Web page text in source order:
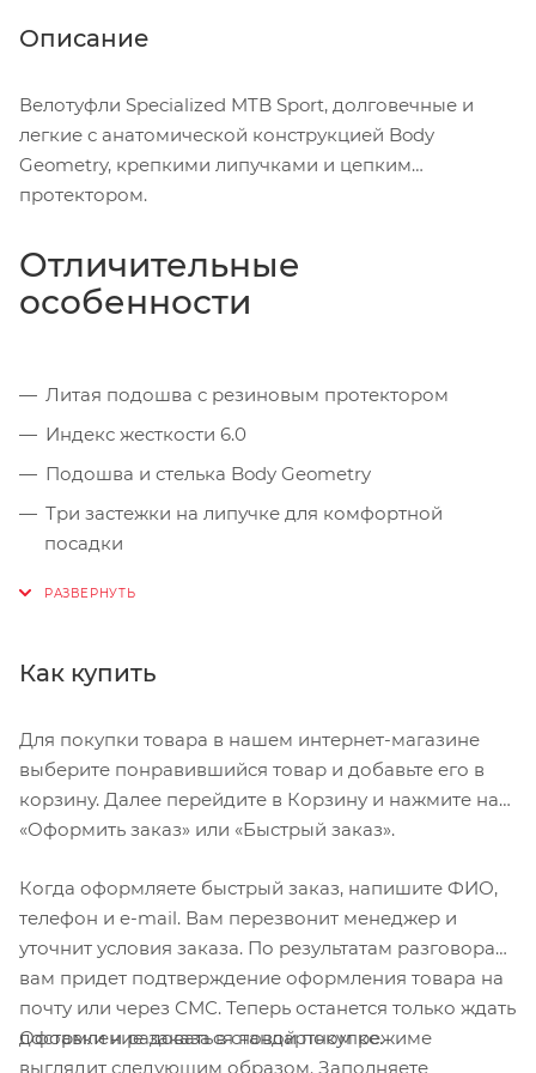
Описание
Велотуфли Specialized MTB Sport, долговечные и
легкие с анатомической конструкцией Body
Geometry, крепкими липучками и цепким
протектором.
Отличительные
особенности
Литая подошва с резиновым протектором
Индекс жесткости 6.0
Подошва и стелька Body Geometry
Три застежки на липучке для комфортной
посадки
с большинством МТБ-педалей
Как купить
Для покупки товара в нашем интернет-магазине
выберите понравившийся товар и добавьте его в
корзину. Далее перейдите в Корзину и нажмите на
«Оформить заказ» или «Быстрый заказ».
Когда оформляете быстрый заказ, напишите ФИО,
телефон и e-mail. Вам перезвонит менеджер и
уточнит условия заказа. По результатам разговора
вам придет подтверждение оформления товара на
почту или через СМС. Теперь останется только ждать
доставки и радоваться новой покупке.
Оформление заказа в стандартном режиме
выглядит следующим образом. Заполняете